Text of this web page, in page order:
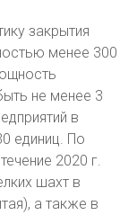
закрытия
менее 300
не менее 3
в
единиц. По
2020 г.
шахт в
а также в